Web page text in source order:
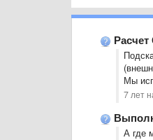
Мы
7 лет
А где